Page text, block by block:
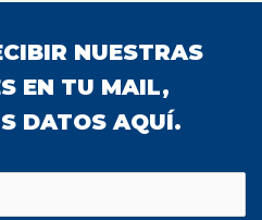
NUESTRAS
EN TU MAIL,
DATOS AQUÍ.